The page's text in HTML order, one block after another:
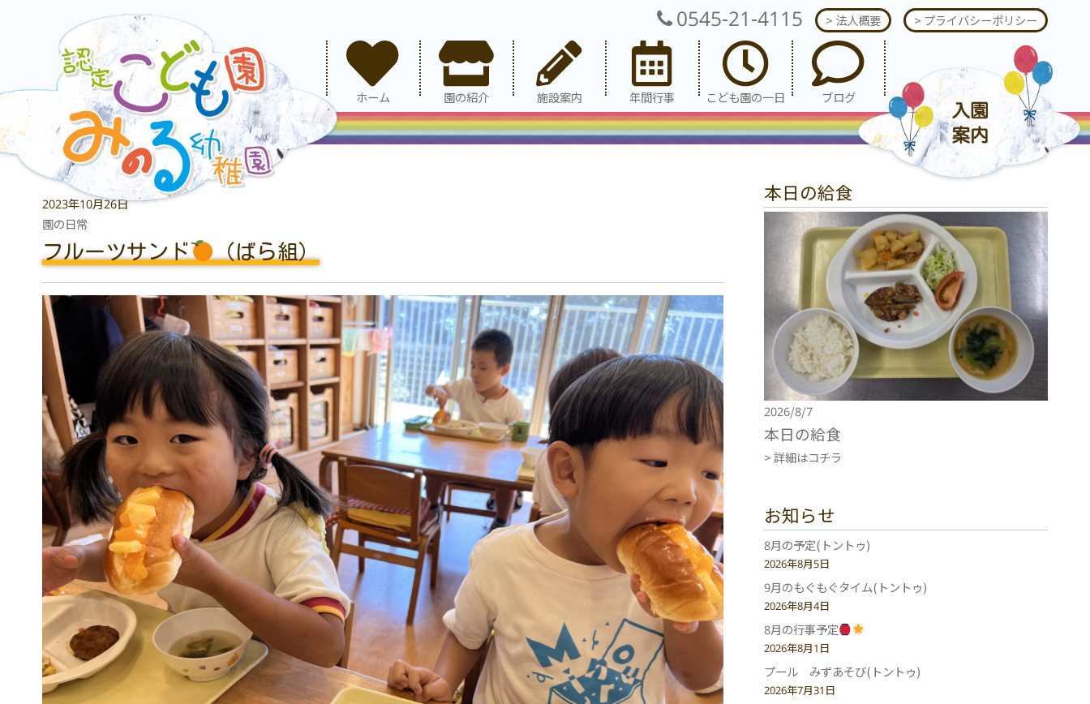
0545-21-4115 > 法人概要 > プライバシーポリシー
ホーム 園の紹介 施設案内 年間行事 こども園の一日 ブログ
2023年10月26日
園の日常
フルーツサンド （ばら組）
本日の給食
2026/8/7
本日の給食
> 詳細はコチラ
お知らせ
8月の予定(トントゥ)
2026年8月5日
9月のもぐもぐタイム(トントゥ)
2026年8月4日
8月の行事予定
2026年8月1日
プール みずあそび(トントゥ)
2026年7月31日